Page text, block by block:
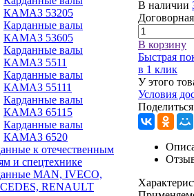
КАМАЗ 53205
Карданные валы
КАМАЗ 53605
Карданные валы
КАМАЗ 5511
Карданные валы
КАМАЗ 55111
Карданные валы
КАМАЗ 65115
Карданные валы
КАМАЗ 6520
к отечественным
и спецтехнике
MAN, IVECO,
RENAULT
В наличии
Договорная
В корзину
Быстрая
в 1 клик
У этого
Условия